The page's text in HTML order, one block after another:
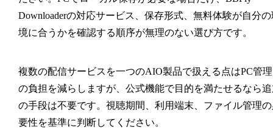
Downloaderの対応サービス、保存形式、無料体験が自分の
境に合うかを確認する順序が無理のない選び方です。
複数の配信サービスを一つのAIO製品で扱える点はPC管理
の負担を減らしますが、公式機能で目的を満たせるなら
の手段は不要です。視聴期間、利用端末、ファイル管理
要性を基準に判断してください。